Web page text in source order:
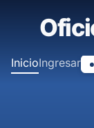
principal
InicioIngresar